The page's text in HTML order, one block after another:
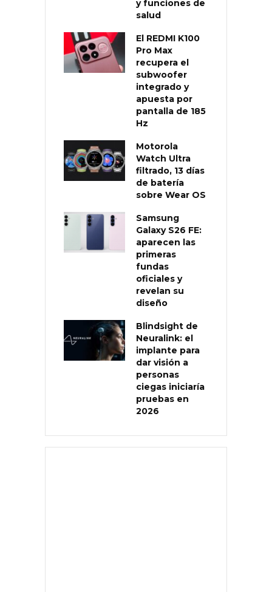
y funciones de
salud
El REDMI K100
Pro Max
recupera el
subwoofer
integrado y
apuesta por
pantalla de 185
Hz
Motorola
Watch Ultra
filtrado, 13 días
de batería
sobre Wear OS
Samsung
Galaxy S26 FE:
aparecen las
primeras
fundas
oficiales y
revelan su
diseño
Blindsight de
Neuralink: el
implante para
dar visión a
personas
ciegas iniciaría
pruebas en
2026